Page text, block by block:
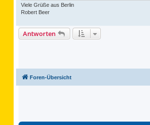
Viele Grüße aus Berlin
Robert Beer
Antworten
Foren-Übersicht